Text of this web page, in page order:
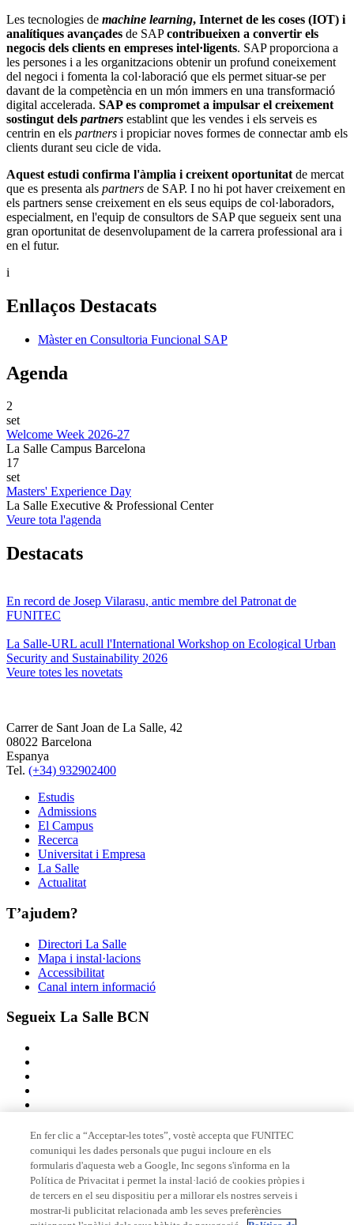
Les tecnologies de machine learning, Internet de les coses (IOT) i
analítiques avançades de SAPcontribueixen a convertir els
negocis dels clients en empreses intel·ligents. SAP proporciona a
les persones i a les organitzacions obtenir un profund coneixement
del negoci i fomenta la col·laboració que els permet situar-se per
davant de la competència en un món immers en una transformació
digital accelerada. SAP es compromet a impulsar el creixement
sostingut dels partners establint que les vendes i els serveis es
centrin en els partners i propiciar noves formes de connectar amb els
clients durant seu cicle de vida.
Aquest estudi confirma l'àmplia i creixent oportunitat de mercat
que es presenta als partners de SAP. I no hi pot haver creixement en
els partners sense creixement en els seus equips de col·laboradors,
especialment, en l'equip de consultors de SAP que segueix sent una
gran oportunitat de desenvolupament de la carrera professional ara i
en el futur.
i
Enllaços Destacats
Màster en Consultoria Funcional SAP
Agenda
2
set
Welcome Week 2026-27
La Salle Campus Barcelona
17
set
Masters' Experience Day
La Salle Executive & Professional Center
Veure tota l'agenda
Destacats
En record de Josep Vilarasu, antic membre del Patronat de
FUNITEC
La Salle-URL acull l'International Workshop on Ecological Urban
Security and Sustainability 2026
Veure totes les novetats
Carrer de Sant Joan de La Salle, 42
08022 Barcelona
Espanya
Tel. (+34) 932902400
Estudis
Admissions
El Campus
Recerca
Universitat i Empresa
La Salle
Actualitat
T’ajudem?
Directori La Salle
Mapa i instal·lacions
Accessibilitat
Canal intern informació
Segueix La Salle BCN
Membre de
Acreditacions
En fer clic a “Acceptar-les totes”, vostè accepta que FUNITEC
comuniqui les dades personals que pugui incloure en els
formularis d'aquesta web a Google, Inc segons s'informa en la
Política de Privacitat i permet la instal·lació de cookies pròpies i
de tercers en el seu dispositiu per a millorar els nostres serveis i
mostrar-li publicitat relacionada amb les seves preferències